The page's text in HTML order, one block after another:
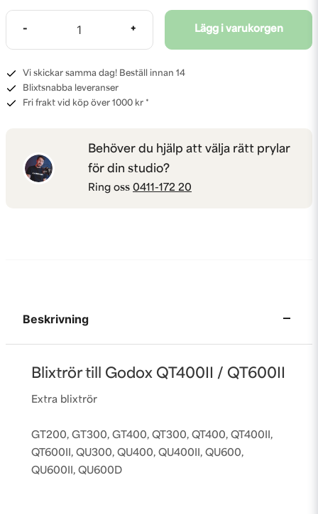
- + Lägg i varukorgen
Vi skickar samma dag! Beställ innan 14
Blixtsnabba leveranser
Fri frakt vid köp över 1000 kr *
Behöver du hjälp att välja rätt prylar
för din studio?
Ring oss 0411-172 20
Beskrivning
Blixtrör till Godox QT400II / QT600II
Extra blixtrör
GT200, GT300, GT400, QT300, QT400, QT400II,
QT600II, QU300, QU400, QU400II, QU600,
QU600II, QU600D